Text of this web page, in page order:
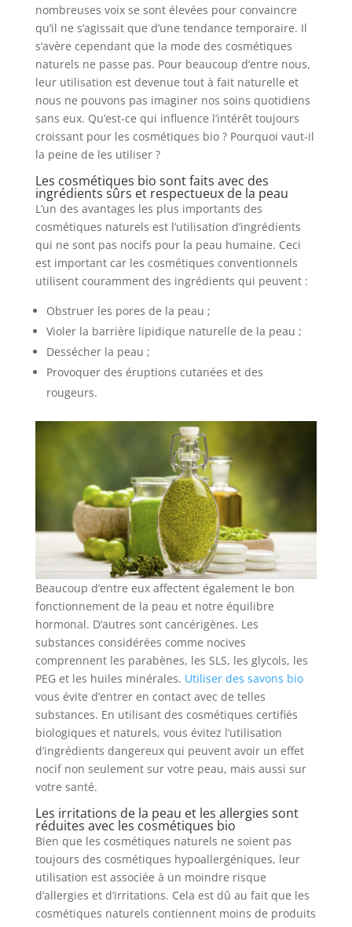
nombreuses voix se sont élevées pour convaincre
qu’il ne s’agissait que d’une tendance temporaire. Il
s’avère cependant que la mode des cosmétiques
naturels ne passe pas. Pour beaucoup d’entre nous,
leur utilisation est devenue tout à fait naturelle et
nous ne pouvons pas imaginer nos soins quotidiens
sans eux. Qu’est-ce qui influence l’intérêt toujours
croissant pour les cosmétiques bio ? Pourquoi vaut-il
la peine de les utiliser ?
Les cosmétiques bio sont faits avec des
ingrédients sûrs et respectueux de la peau
L’un des avantages les plus importants des
cosmétiques naturels est l’utilisation d’ingrédients
qui ne sont pas nocifs pour la peau humaine. Ceci
est important car les cosmétiques conventionnels
utilisent couramment des ingrédients qui peuvent :
Obstruer les pores de la peau ;
Violer la barrière lipidique naturelle de la peau ;
Dessécher la peau ;
Provoquer des éruptions cutanées et des
rougeurs.
Beaucoup d’entre eux affectent également le bon
fonctionnement de la peau et notre équilibre
hormonal. D’autres sont cancérigènes. Les
substances considérées comme nocives
comprennent les parabènes, les SLS, les glycols, les
PEG et les huiles minérales. Utiliser des savons bio
vous évite d’entrer en contact avec de telles
substances. En utilisant des cosmétiques certifiés
biologiques et naturels, vous évitez l’utilisation
d’ingrédients dangereux qui peuvent avoir un effet
nocif non seulement sur votre peau, mais aussi sur
votre santé.
Les irritations de la peau et les allergies sont
réduites avec les cosmétiques bio
Bien que les cosmétiques naturels ne soient pas
toujours des cosmétiques hypoallergéniques, leur
utilisation est associée à un moindre risque
d’allergies et d’irritations. Cela est dû au fait que les
cosmétiques naturels contiennent moins de produits